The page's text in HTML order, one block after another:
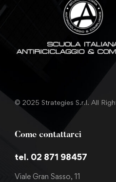
© 2025 Strategies S.r.l. All
Come contattarci
tel. 02 871 98457
Viale Gran Sasso, 11